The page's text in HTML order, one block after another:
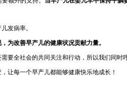
发病率。
为改善早产儿的健康状况贡献力量。
全社会的共同关注和行动，所以我们同时
让每一个早产儿都能够健康快乐地成长！